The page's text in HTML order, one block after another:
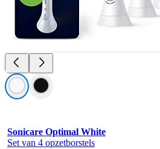
Sonicare Optimal White
Set van 4 opzetborstels